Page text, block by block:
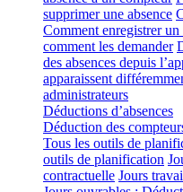
supprimer une absence
Comment enregistrer
comment les demander
des absences depuis
apparaissent
administrateurs
Déductions d’absences
Déduction des
Tous les outils de
outils de planification
contractuelle Jours